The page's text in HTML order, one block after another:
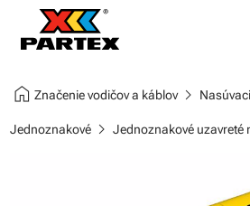
home Značenie vodičov a káblovchevron_right
Jednoznakovéchevron_right Jednoznakové uzavreté